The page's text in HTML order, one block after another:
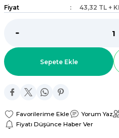
Kapları
Fiyat
43,32 TL +
Sepete Ekle
Yorum Yaz
Fiyatı Düşünce Haber Ver